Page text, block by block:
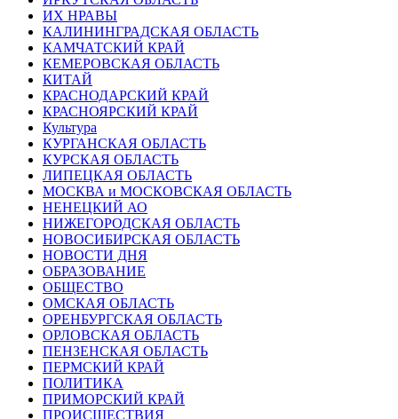
ИХ НРАВЫ
КАЛИНИНГРАДCКАЯ ОБЛАСТЬ
КАМЧАТСКИЙ КРАЙ
КЕМЕРОВСКАЯ ОБЛАСТЬ
КИТАЙ
КРАСНОДАРСКИЙ КРАЙ
КРАСНОЯРСКИЙ КРАЙ
Культура
КУРГАНСКАЯ ОБЛАСТЬ
КУРСКАЯ ОБЛАСТЬ
ЛИПЕЦКАЯ ОБЛАСТЬ
МОСКВА и МОСКОВСКАЯ ОБЛАСТЬ
НЕНЕЦКИЙ АО
НИЖЕГОРОДСКАЯ ОБЛАСТЬ
НОВОСИБИРСКАЯ ОБЛАСТЬ
НОВОСТИ ДНЯ
ОБРАЗОВАНИЕ
ОБЩЕСТВО
ОМСКАЯ ОБЛАСТЬ
ОРЕНБУРГСКАЯ ОБЛАСТЬ
ОРЛОВСКАЯ ОБЛАСТЬ
ПЕНЗЕНСКАЯ ОБЛАСТЬ
ПЕРМСКИЙ КРАЙ
ПОЛИТИКА
ПРИМОРСКИЙ КРАЙ
ПРОИСШЕСТВИЯ